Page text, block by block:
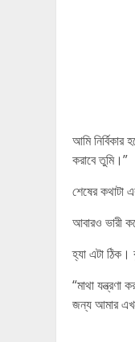
আমি
করাবে তুমি।”
শেষের কথাটা
আবারও ভারী
হ্যা এটা
“মাথা
জন্য আমার